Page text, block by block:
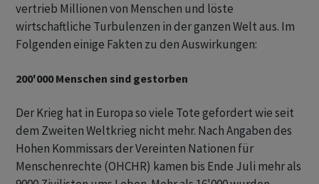
vertrieb Millionen von Menschen und löste
wirtschaftliche Turbulenzen in der ganzen Welt aus. Im
Folgenden einige Fakten zu den Auswirkungen:
200'000 Menschen sind gestorben
Der Krieg hat in Europa so viele Tote gefordert wie seit
dem Zweiten Weltkrieg nicht mehr. Nach Angaben des
Hohen Kommissars der Vereinten Nationen für
Menschenrechte (OHCHR) kamen bis Ende Juli mehr als